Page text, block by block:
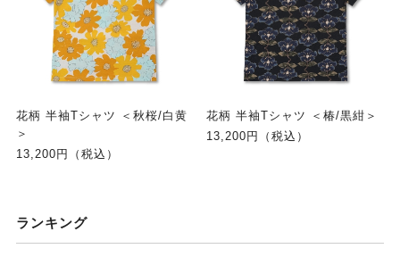
花柄 半袖Tシャツ ＜秋桜/白黄
＞
13,200円（税込）
花柄 半袖Tシャツ ＜椿/黒紺＞
13,200円（税込）
ランキング